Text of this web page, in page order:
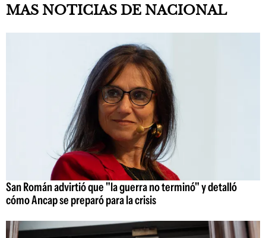
MAS NOTICIAS DE NACIONAL
San Román advirtió que "la guerra no terminó" y detalló
cómo Ancap se preparó para la crisis